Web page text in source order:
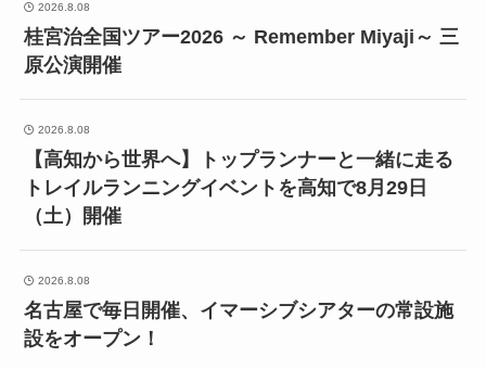
2026.8.08
桂宮治全国ツアー2026 ～ Remember Miyaji～ 三
原公演開催
2026.8.08
【高知から世界へ】トップランナーと一緒に走る
トレイルランニングイベントを高知で8月29日
（土）開催
2026.8.08
名古屋で毎日開催、イマーシブシアターの常設施
設をオープン！